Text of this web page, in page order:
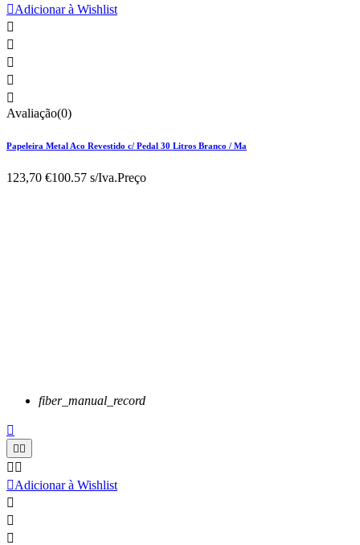
Adicionar à Wishlist





Avaliação(0)
Papeleira Metal Aco Revestido c/ Pedal 30 Litros Branco / Ma
123,70 €100.57 s/Iva.Preço
fiber_manual_record

 
 
Adicionar à Wishlist


